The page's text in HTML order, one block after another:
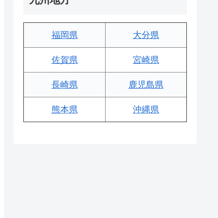
福岡県 大分県
佐賀県 宮崎県
長崎県 鹿児島県
熊本県 沖縄県